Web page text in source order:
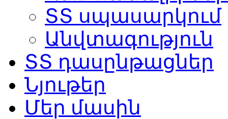
ՏՏ սպասարկում
Անվտագություն
ՏՏ դասընթացներ
Նյութեր
Մեր մասին